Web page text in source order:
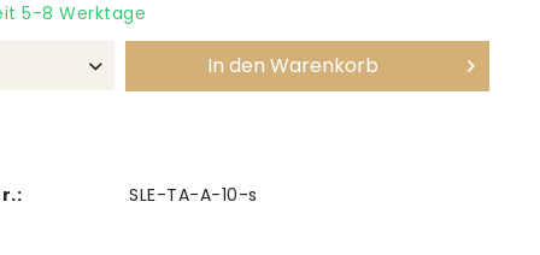
5-8 Werktage
In den Warenkorb
SLE-TA-A-10-s